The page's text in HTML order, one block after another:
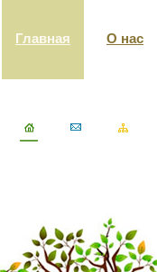
Главная О нас